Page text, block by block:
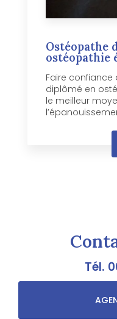
Ostéopathe
ostéopathie
Faire
diplômé en
le meilleur
Tél.